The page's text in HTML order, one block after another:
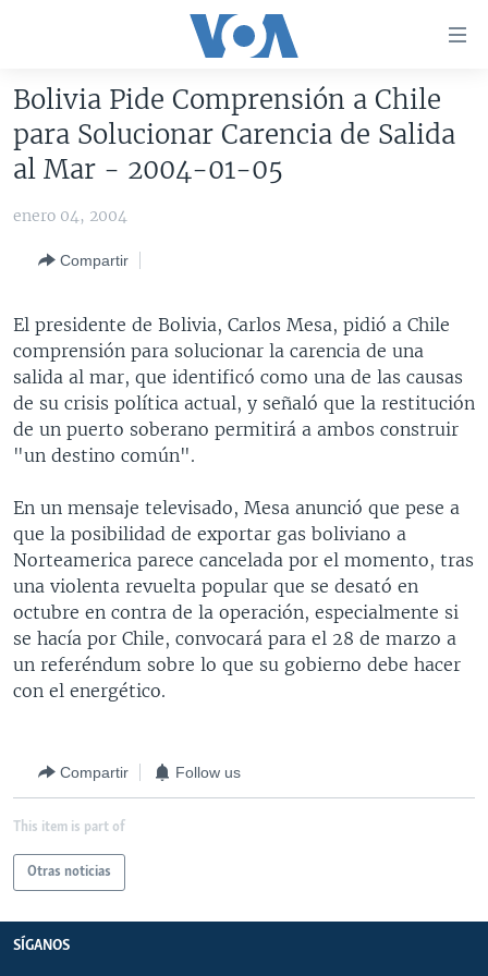
accesibilidad
contenido
Salte
Salte
búsqueda
AMÉRICA DEL NORTE
ELECCIONES EEUU 2024
VOA VERIFICA INMIGRACIÓN
ARGENTINA
COLOMBIA
CHILE
PERÚ
ECUADOR
VENEZUELA
BRASIL
CHINA EN AMÉRICA LATINA
COSTA RICA
EL SALVADOR
GUATEMALA
HONDURAS
NICARAGUA
OTRAS SECCIONES
INMIGRACIÓN
LIBERTAD DE PRENSA
MUNDO
ECONOMÍA
ENTRETENIMIENTO Y CULTURA
TECNOLOGÍA
DEPORTES
CIENCIA Y SALUD
ESPECIALES DE LA VOA
LIBERTAD DE PRENSA
UCRANIA
MULTIMEDIA
VIDEOS
FOTOGRAFÍA
AUDIOS
PROGRAMAS TV
EL MUNDO AL DÍA
FORO INTERAMERICANO
VISIÓN 360
LAS CLAVES
RADIO
AVANCE INFORMATIVO
AUDIONOTICIAS
BUENOS DÍAS AMÉRICA
EL MUNDO AL DÍA [RADIO]
FORO [RADIO]
DEPORTIVO INTERNACIONAL
ENTRETENIMIENTO
DIRECT
DOCUMENTALES DE LA VOA
SÍGANOS
Bolivia Pide Comprensión a Chile
para Solucionar Carencia de Salida
al Mar - 2004-01-05
enero 04, 2004
Compartir
El presidente de Bolivia, Carlos Mesa, pidió a Chile
comprensión para solucionar la carencia de una
salida al mar, que identificó como una de las causas
de su crisis política actual, y señaló que la restitución
de un puerto soberano permitirá a ambos construir
"un destino común".
En un mensaje televisado, Mesa anunció que pese a
que la posibilidad de exportar gas boliviano a
Norteamerica parece cancelada por el momento, tras
una violenta revuelta popular que se desató en
octubre en contra de la operación, especialmente si
se hacía por Chile, convocará para el 28 de marzo a
un referéndum sobre lo que su gobierno debe hacer
con el energético.
Compartir Follow us
This item is part of
Otras noticias
SÍGANOS